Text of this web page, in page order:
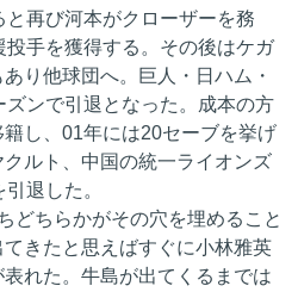
再び河本がクローザーを務
手を獲得する。その後はケガ
り他球団へ。巨人・日ハム・
ンで引退となった。成本の方
し、01年には20セーブを挙げ
ルト、中国の統一ライオンズ
退した。
どちらかがその穴を埋めること
きたと思えばすぐに小林雅英
れた。牛島が出てくるまでは